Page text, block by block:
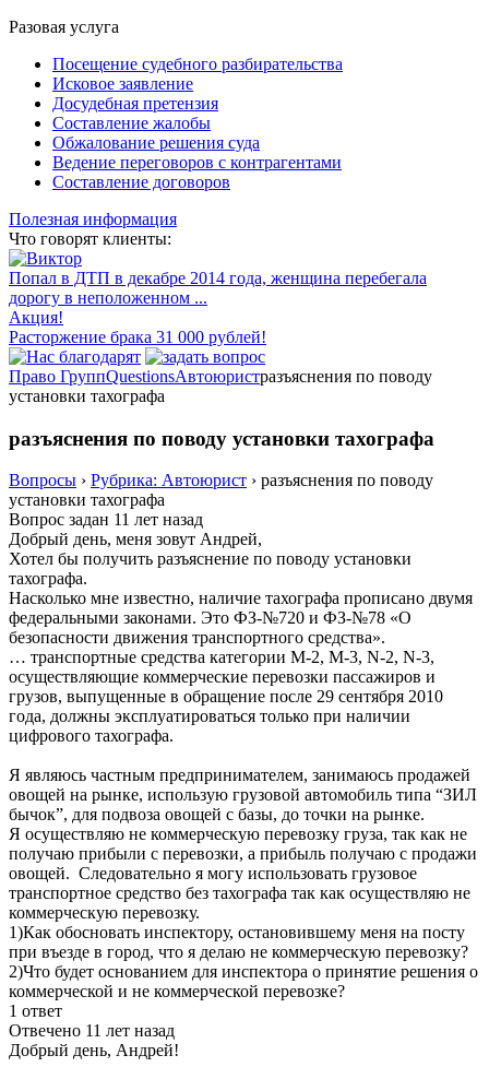
Разовая услуга
Посещение судебного разбирательства
Исковое заявление
Досудебная претензия
Составление жалобы
Обжалование решения суда
Ведение переговоров с контрагентами
Составление договоров
Полезная информация
Что говорят клиенты:
Попал в ДТП в декабре 2014 года, женщина перебегала
дорогу в неположенном ...
Акция!
Расторжение брака 31 000 рублей!
Право ГруппQuestionsАвтоюристразъяснения по поводу
установки тахографа
разъяснения по поводу установки тахографа
Вопросы › Рубрика: Автоюрист › разъяснения по поводу
установки тахографа
Вопрос задан 11 лет назад
Добрый день, меня зовут Андрей,
Хотел бы получить разъяснение по поводу установки
тахографа.
Насколько мне известно, наличие тахографа прописано двумя
федеральными законами. Это ФЗ-№720 и ФЗ-№78 «О
безопасности движения транспортного средства».
… транспортные средства категории М-2, М-3, N-2, N-3,
осуществляющие коммерческие перевозки пассажиров и
грузов, выпущенные в обращение после 29 сентября 2010
года, должны эксплуатироваться только при наличии
цифрового тахографа.
Я являюсь частным предпринимателем, занимаюсь продажей
овощей на рынке, использую грузовой автомобиль типа “ЗИЛ
бычок”, для подвоза овощей с базы, до точки на рынке.
Я осуществляю не коммерческую перевозку груза, так как не
получаю прибыли с перевозки, а прибыль получаю с продажи
овощей. Следовательно я могу использовать грузовое
транспортное средство без тахографа так как осуществляю не
коммерческую перевозку.
1)Как обосновать инспектору, остановившему меня на посту
при въезде в город, что я делаю не коммерческую перевозку?
2)Что будет основанием для инспектора о принятие решения о
коммерческой и не коммерческой перевозке?
1 ответ
Отвечено 11 лет назад
Добрый день, Андрей!